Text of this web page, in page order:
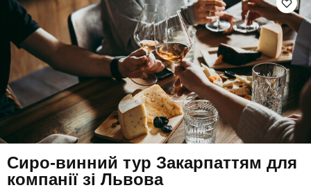
Сиро-винний тур Закарпаттям для
компанії зі Львова